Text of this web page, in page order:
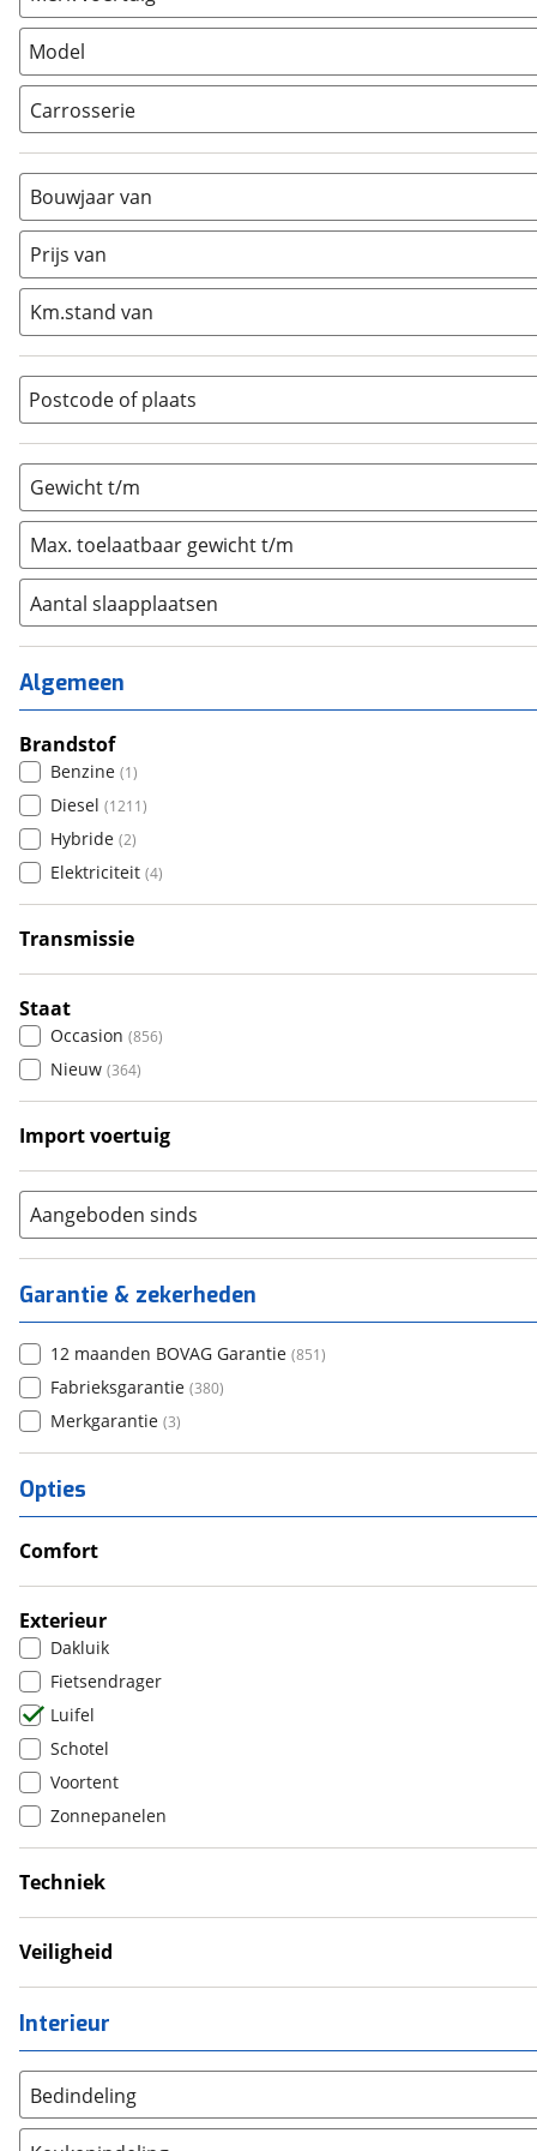
Model
Carrosserie
Alkoof (24)
Busmodel
Caravan (0)
Half-integraal
Integraal (143)
Opzetunit (0
Vouwwagen (0)
Bouwjaar van
Prijs van
Km.stand van
Postcode of plaats
Gewicht t/m
Max. toelaatbaar gewicht t/m
Aantal slaapplaatsen
1 (12)
2 (399)
3 (220)
4 (391)
5 (46)
6+ (27)
Algemeen
Brandstof
Benzine (1)
Diesel (1211)
Hybride (2)
Elektriciteit (4)
Transmissie
Automatisch
Staat
Occasion (856)
Nieuw (364)
Import voertuig
Nee (52)
Aangeboden sinds
Garantie & zekerheden
12 maanden BOVAG Garantie (851)
Fabrieksgarantie (380)
Merkgarantie (3)
Opties
Comfort
Douche
Televisie
Verwarmde leefruimte
Wasruimte met toilet
Exterieur
Dakluik
Fietsendrager
Luifel
Schotel
Voortent
Zonnepanelen
Techniek
Schoonwatertank
Veiligheid
Koolmonoxidemelder
Rookmelder
Interieur
Bedindeling
Twee aparte bedden (604)